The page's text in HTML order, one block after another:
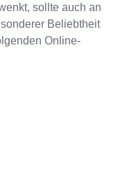
sollte auch an
Beliebtheit
Online-